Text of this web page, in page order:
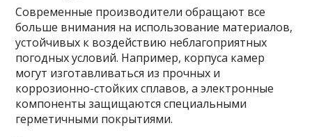
Современные производители обращают все
больше внимания на использование материалов,
устойчивых к воздействию неблагоприятных
погодных условий. Например, корпуса камер
могут изготавливаться из прочных и
коррозионно-стойких сплавов, а электронные
компоненты защищаются специальными
герметичными покрытиями.